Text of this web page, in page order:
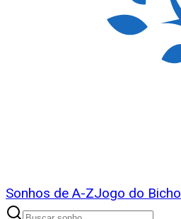
Sonhos de A-ZJogo do Bicho